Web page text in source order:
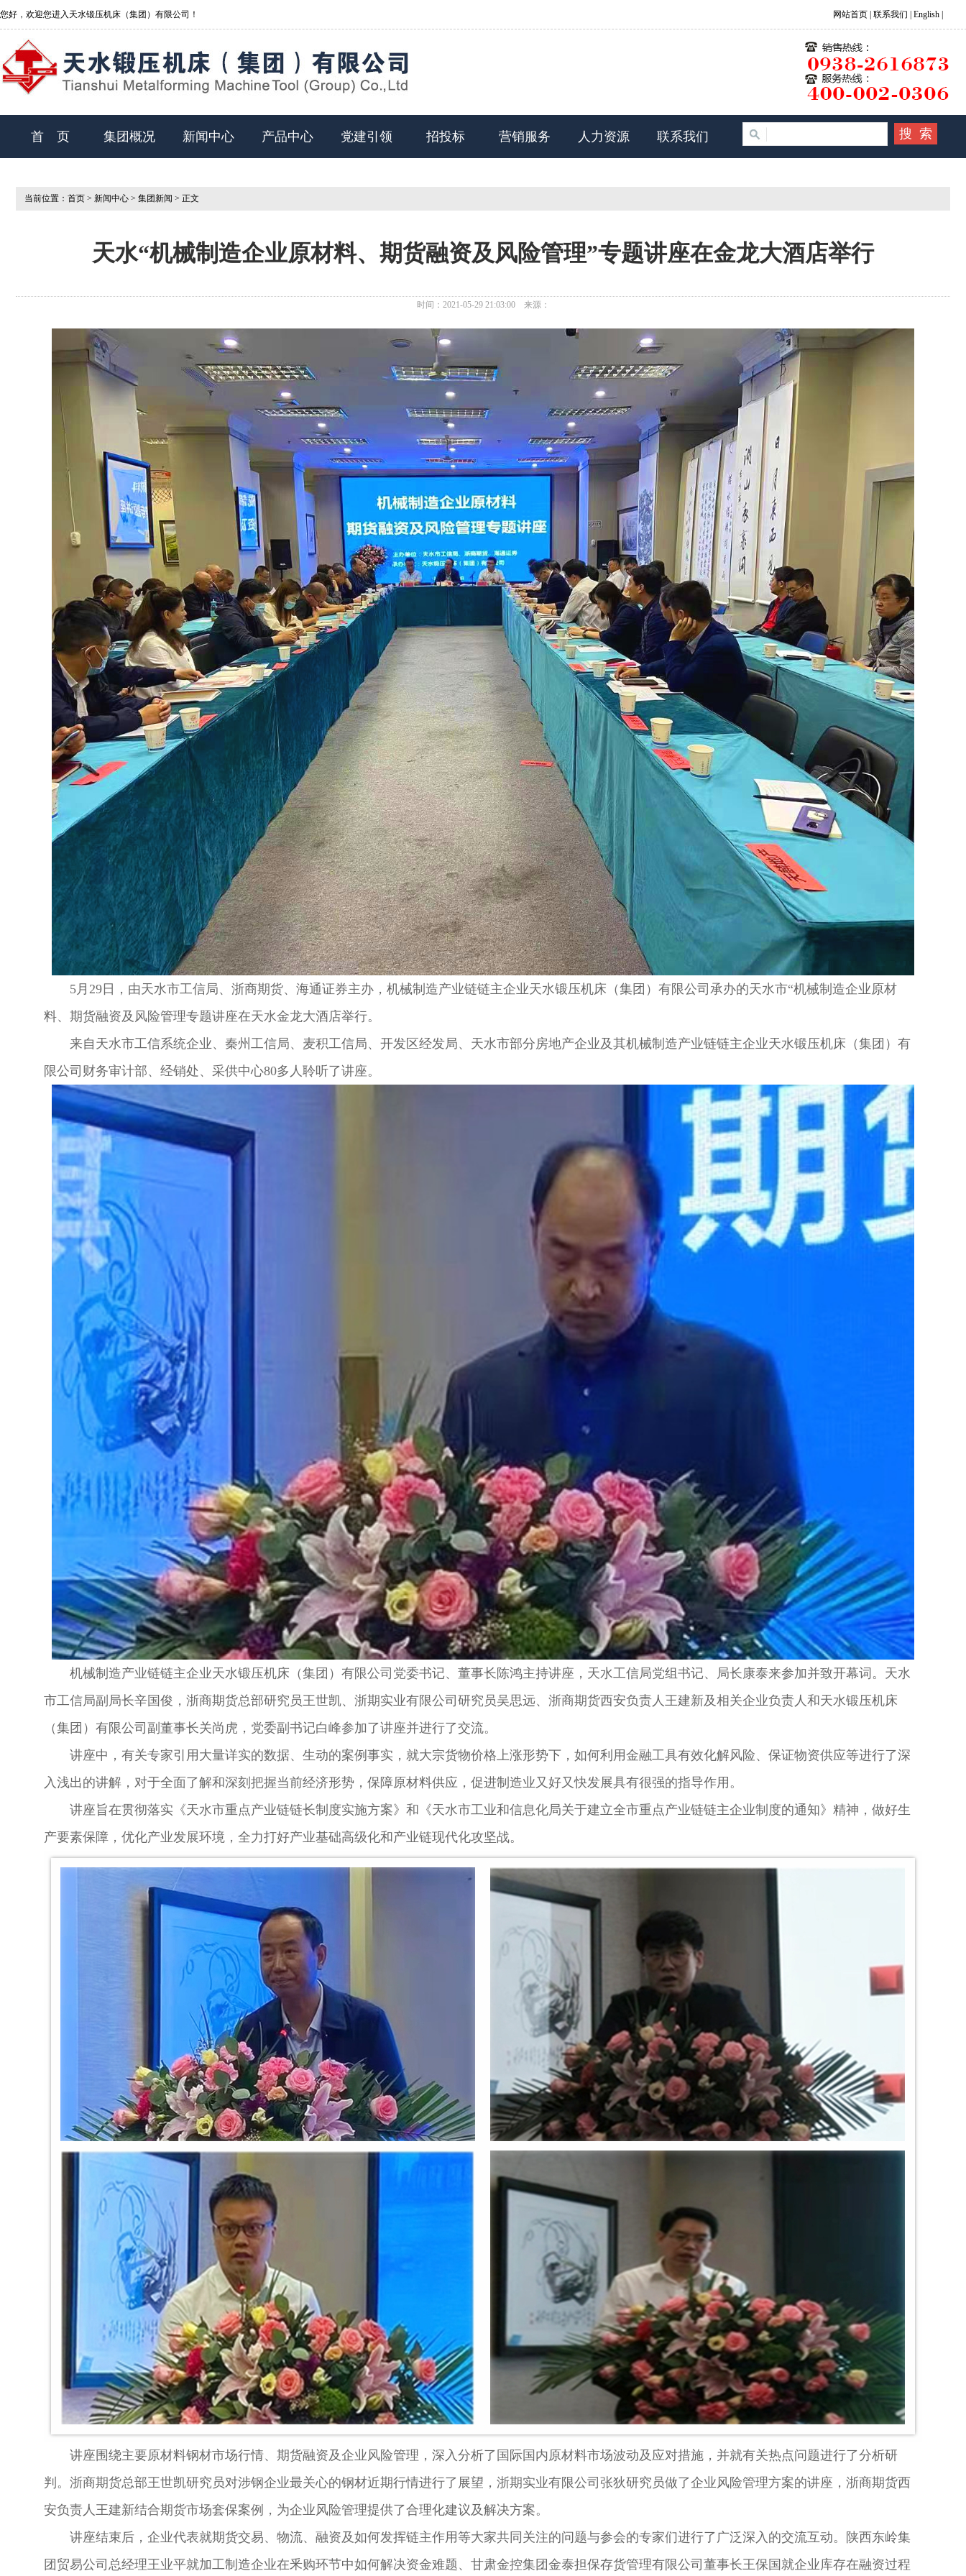
您好，欢迎您进入天水锻压机床（集团）有限公司！ 网站首页 联系我们 | English |
首 页 集团概况 新闻中心 产品中心 党建引领 招投标 营销服务 人力资源 联系我们
当前位置： 首页 > 新闻中心 > 集团新闻 > 正文
天水“机械制造企业原材料、期货融资及风险管理”专题讲座在金龙大酒店举行
时间：2021-05-29 21:03:00 来源：
5月29日，由天水市工信局、浙商期货、海通证券主办，机械制造产业链链主企业天水锻压机床（集团）有限公司承办的天水市“机械制造企业原材
料、期货融资及风险管理专题讲座在天水金龙大酒店举行。
来自天水市工信系统企业、秦州工信局、麦积工信局、开发区经发局、天水市部分房地产企业及其机械制造产业链链主企业天水锻压机床（集团）有
限公司财务审计部、经销处、采供中心80多人聆听了讲座。
机械制造产业链链主企业天水锻压机床（集团）有限公司党委书记、董事长陈鸿主持讲座，天水工信局党组书记、局长康泰来参加并致开幕词。天水
市工信局副局长辛国俊，浙商期货总部研究员王世凯、浙期实业有限公司研究员吴思远、浙商期货西安负责人王建新及相关企业负责人和天水锻压机床
（集团）有限公司副董事长关尚虎，党委副书记白峰参加了讲座并进行了交流。
讲座中，有关专家引用大量详实的数据、生动的案例事实，就大宗货物价格上涨形势下，如何利用金融工具有效化解风险、保证物资供应等进行了深
入浅出的讲解，对于全面了解和深刻把握当前经济形势，保障原材料供应，促进制造业又好又快发展具有很强的指导作用。
讲座旨在贯彻落实《天水市重点产业链链长制度实施方案》和《天水市工业和信息化局关于建立全市重点产业链链主企业制度的通知》精神，做好生
产要素保障，优化产业发展环境，全力打好产业基础高级化和产业链现代化攻坚战。
讲座围绕主要原材料钢材市场行情、期货融资及企业风险管理，深入分析了国际国内原材料市场波动及应对措施，并就有关热点问题进行了分析研
判。浙商期货总部王世凯研究员对涉钢企业最关心的钢材近期行情进行了展望，浙期实业有限公司张狄研究员做了企业风险管理方案的讲座，浙商期货西
安负责人王建新结合期货市场套保案例，为企业风险管理提供了合理化建议及解决方案。
讲座结束后，企业代表就期货交易、物流、融资及如何发挥链主作用等大家共同关注的问题与参会的专家们进行了广泛深入的交流互动。陕西东岭集
团贸易公司总经理王业平就加工制造企业在釆购环节中如何解决资金难题、甘肃金控集团金泰担保存货管理有限公司董事长王保国就企业库存在融资过程